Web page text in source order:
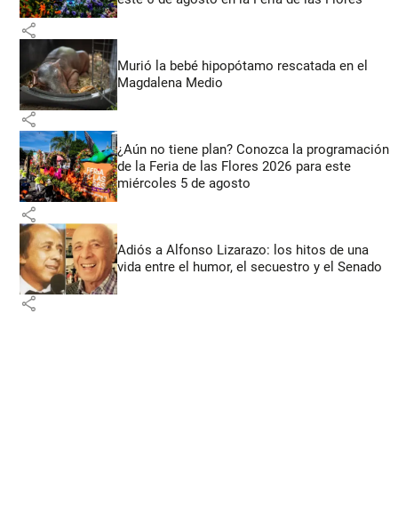
share
Murió la bebé hipopótamo rescatada en el
Magdalena Medio
share
¿Aún no tiene plan? Conozca la programación
de la Feria de las Flores 2026 para este
miércoles 5 de agosto
share
Adiós a Alfonso Lizarazo: los hitos de una
vida entre el humor, el secuestro y el Senado
share